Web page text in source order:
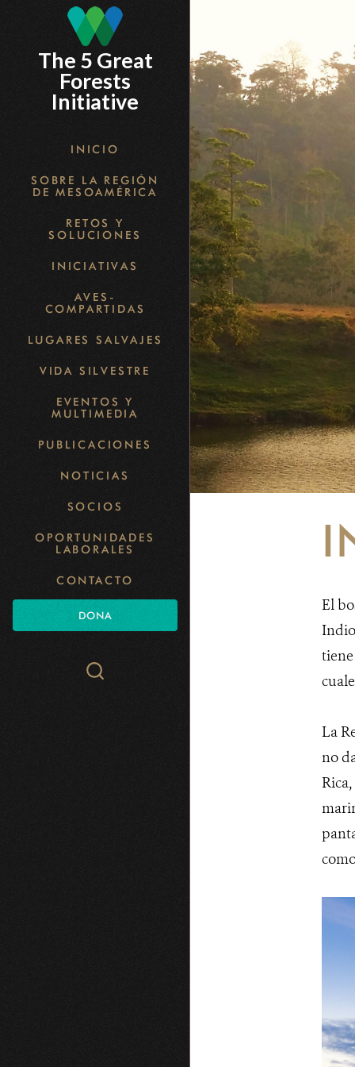
main
content
The 5 Great
Forests
Initiative
INICIO
SOBRE LA REGIÓN
DE MESOAMÉRICA
RETOS Y
SOLUCIONES
INICIATIVAS
AVES-
COMPARTIDAS
LUGARES SALVAJES
VIDA SILVESTRE
EVENTOS Y
MULTIMEDIA
PUBLICACIONES
NOTICIAS
SOCIOS
OPORTUNIDADES
LABORALES
CONTACTO
DONA
Search
El
La
no